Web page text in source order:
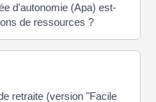
d'autonomie (Apa) est-
de ressources ?
retraite (version "Facile